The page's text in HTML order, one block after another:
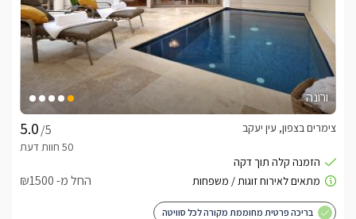
ורונה
/5
צימרים בצפון, עין יעקב
החל מ- ₪1500
בריכה פרטית מחוממת מקורה לכל סוויטה